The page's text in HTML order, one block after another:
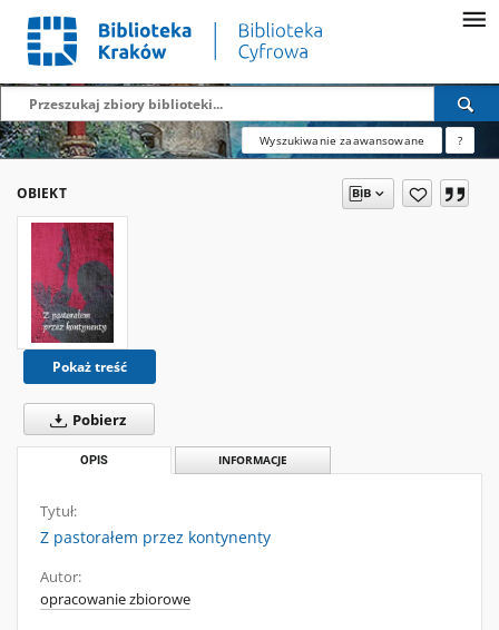
Wyszukiwanie zaawansowane ?
OBIEKT
Pokaż treść
Pobierz
OPIS INFORMACJE
Tytuł:
Z pastorałem przez kontynenty
Autor:
opracowanie zbiorowe